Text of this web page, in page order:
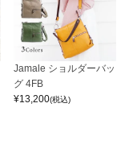
Jamale ショルダーバッ
グ 4FB
¥13,200(税込)